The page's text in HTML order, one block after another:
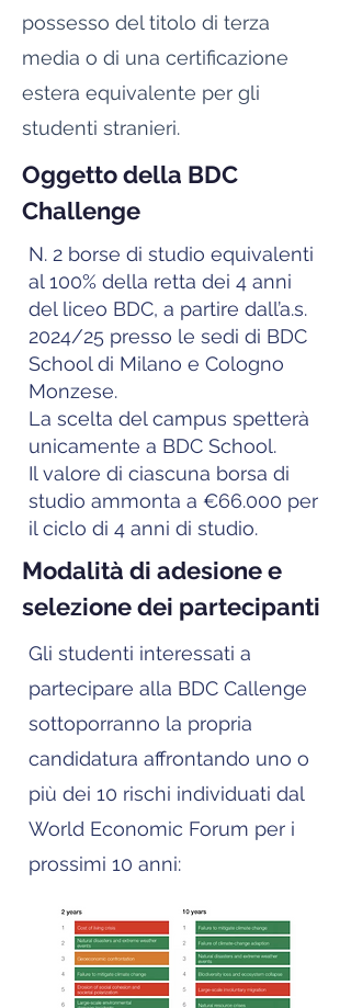
possesso del titolo di terza
media o di una certificazione
estera equivalente per gli
studenti stranieri.
Oggetto della BDC
Challenge
N. 2 borse di studio equivalenti
al 100% della retta dei 4 anni
del liceo BDC, a partire dall’a.s.
2024/25 presso le sedi di BDC
School di Milano e Cologno
Monzese.
La scelta del campus spetterà
unicamente a BDC School.
Il valore di ciascuna borsa di
studio ammonta a €66.000 per
il ciclo di 4 anni di studio.
Modalità di adesione e
selezione dei partecipanti
Gli studenti interessati a
partecipare alla BDC Callenge
sottoporranno la propria
candidatura affrontando uno o
più dei 10 rischi individuati dal
World Economic Forum per i
prossimi 10 anni: